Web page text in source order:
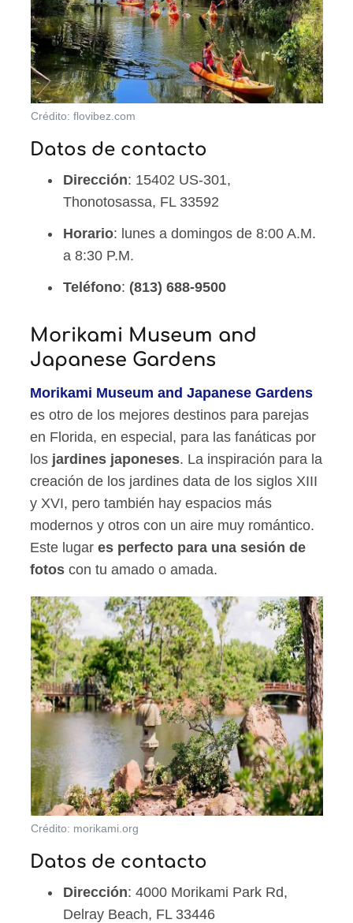
Crédito: flovibez.com
Datos de contacto
Dirección: 15402 US-301,
Thonotosassa, FL 33592
Horario: lunes a domingos de 8:00 A.M.
a 8:30 P.M.
Teléfono: (813) 688-9500
Morikami Museum and
Japanese Gardens
Morikami Museum and Japanese Gardens
es otro de los mejores destinos para parejas
en Florida, en especial, para las fanáticas por
los jardines japoneses. La inspiración para la
creación de los jardines data de los siglos XIII
y XVI, pero también hay espacios más
modernos y otros con un aire muy romántico.
Este lugares perfecto para una sesión de
fotos con tu amado o amada.
Crédito: morikami.org
Datos de contacto
Dirección: 4000 Morikami Park Rd,
Delray Beach, FL 33446